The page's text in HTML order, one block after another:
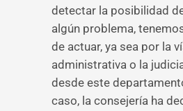
detectar la posibilidad
algún problema,
de actuar, ya sea por la
administrativa o la
desde este
caso, la consejería ha